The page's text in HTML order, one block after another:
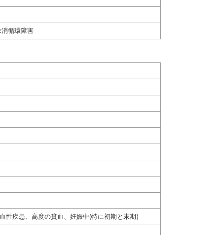
循環障害
性疾患、高度の貧血、妊娠中(特に初期と末期)